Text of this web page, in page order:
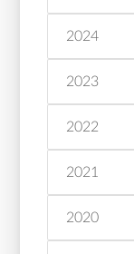
2024
2023
2022
2021
2020